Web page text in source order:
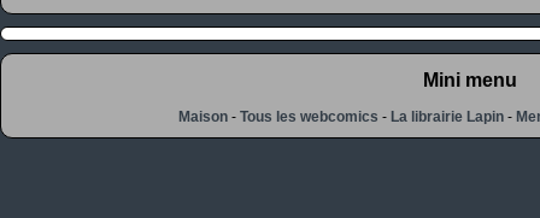
Mini menu
Maison -Tous les webcomics -La librairie Lapin -